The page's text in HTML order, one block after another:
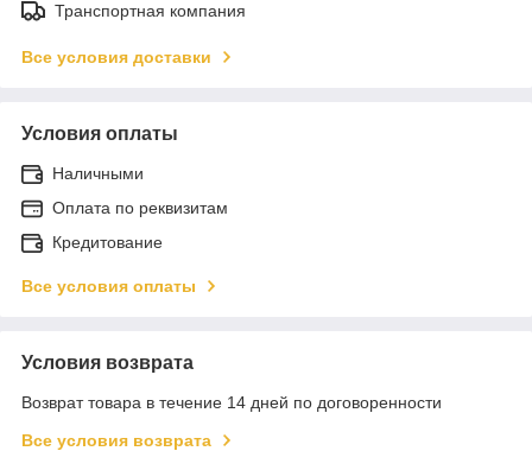
Транспортная компания
Все условия доставки
Условия оплаты
Наличными
Оплата по реквизитам
Кредитование
Все условия оплаты
Условия возврата
Возврат товара в течение 14 дней по договоренности
Все условия возврата